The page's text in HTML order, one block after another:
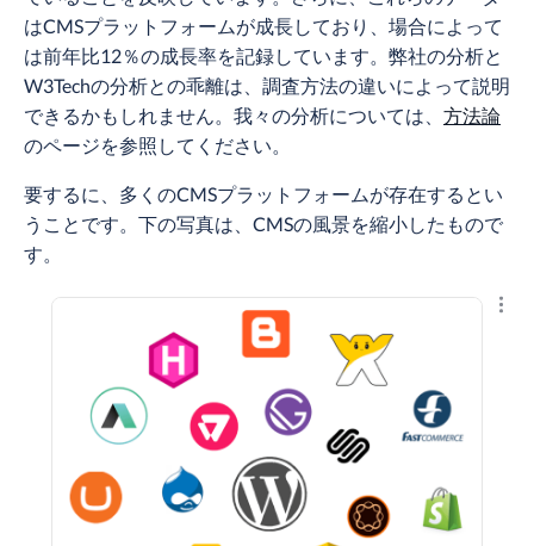
はCMSプラットフォームが成長しており、場合によって
は前年比12％の成長率を記録しています。弊社の分析と
W3Techの分析との乖離は、調査方法の違いによって説明
できるかもしれません。我々の分析については、 方法論
のページを参照してください。
要するに、多くのCMSプラットフォームが存在するとい
うことです。下の写真は、CMSの風景を縮小したもので
す。
結